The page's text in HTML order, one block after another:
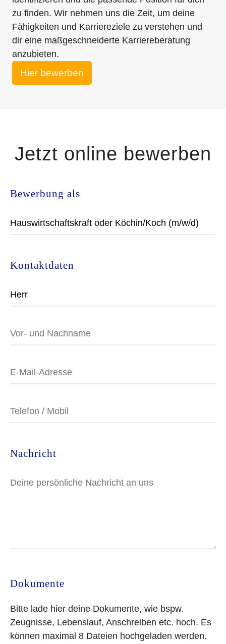
zu finden. Wir nehmen uns die Zeit, um deine
Fähigkeiten und Karriereziele zu verstehen und
dir eine maßgeschneiderte Karriereberatung
anzubieten.
Hier bewerben
Jetzt online bewerben
Bewerbung als
Kontaktdaten
Nachricht
Dokumente
Bitte lade hier deine Dokumente, wie bspw.
Zeugnisse, Lebenslauf, Anschreiben etc. hoch. Es
können maximal 8 Dateien hochgeladen werden.